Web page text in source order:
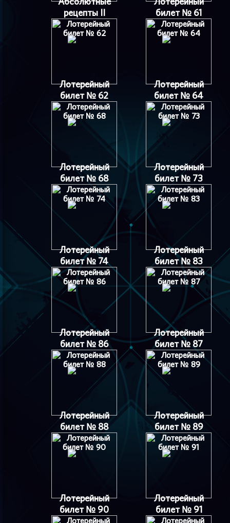
рецепты II
билет № 61
Лотерейный
билет № 62
Лотерейный
билет № 64
Лотерейный
билет № 68
Лотерейный
билет № 73
Лотерейный
билет № 74
Лотерейный
билет № 83
Лотерейный
билет № 86
Лотерейный
билет № 87
Лотерейный
билет № 88
Лотерейный
билет № 89
Лотерейный
билет № 90
Лотерейный
билет № 91